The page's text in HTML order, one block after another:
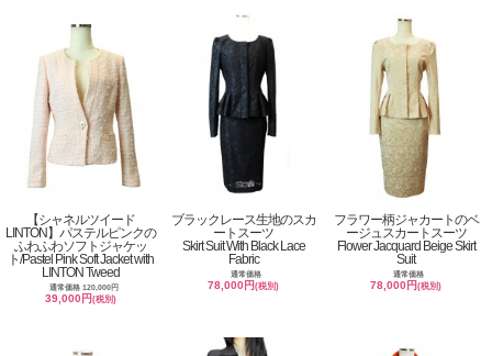
【シャネルツイード
LINTON】パステルピンクの
ふわふわソフトジャケッ
ト/Pastel Pink Soft Jacket with
LINTON Tweed
通常価格 120,000円
39,000円(税別)
ブラックレース生地のスカ
ートスーツ
Skirt Suit With Black Lace
Fabric
通常価格
78,000円(税別)
フラワー柄ジャカートのベ
ージュスカートスーツ
Flower Jacquard Beige Skirt
Suit
通常価格
78,000円(税別)